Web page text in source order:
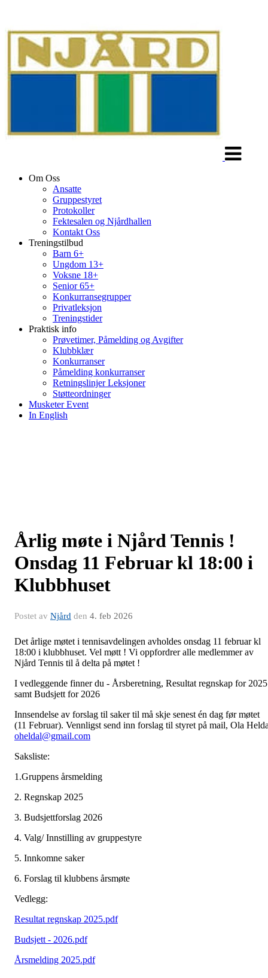
Om Oss
Ansatte
Gruppestyret
Protokoller
Fektesalen og Njårdhallen
Kontakt Oss
Treningstilbud
Barn 6+
Ungdom 13+
Voksne 18+
Senior 65+
Konkurransegrupper
Privatleksjon
Treningstider
Praktisk info
Prøvetimer, Påmelding og Avgifter
Klubbklær
Konkurranser
Påmelding konkurranser
Retningslinjer Leksjoner
Støtteordninger
Musketer Event
In English
Årlig møte i Njård Tennis !
Onsdag 11 Februar kl 18:00 i
Klubbhuset
Postet av Njård den 4. feb 2026
Det årlige møtet i tennisavdelingen avholdes onsdag 11 februar kl
18:00 i klubbhuset. Vel møtt ! Vi oppfordrer alle medlemmer av
Njård Tennis til å delta på møtet !
I vedleggende finner du - Årsberetning, Resultat regnskap for 2025
samt Budsjett for 2026
Innsendelse av forslag til saker til må skje senest én dag før møtet
(11 Februar). Vennligst send inn forslag til styret på mail, Ola
oheldal@gmail.com
Saksliste:
1.Gruppens årsmelding
2. Regnskap 2025
3. Budsjettforslag 2026
4. Valg/ Innstilling av gruppestyre
5. Innkomne saker
6. Forslag til klubbens årsmøte
Vedlegg:
Resultat regnskap 2025.pdf
Budsjett - 2026.pdf
Årsmelding 2025.pdf